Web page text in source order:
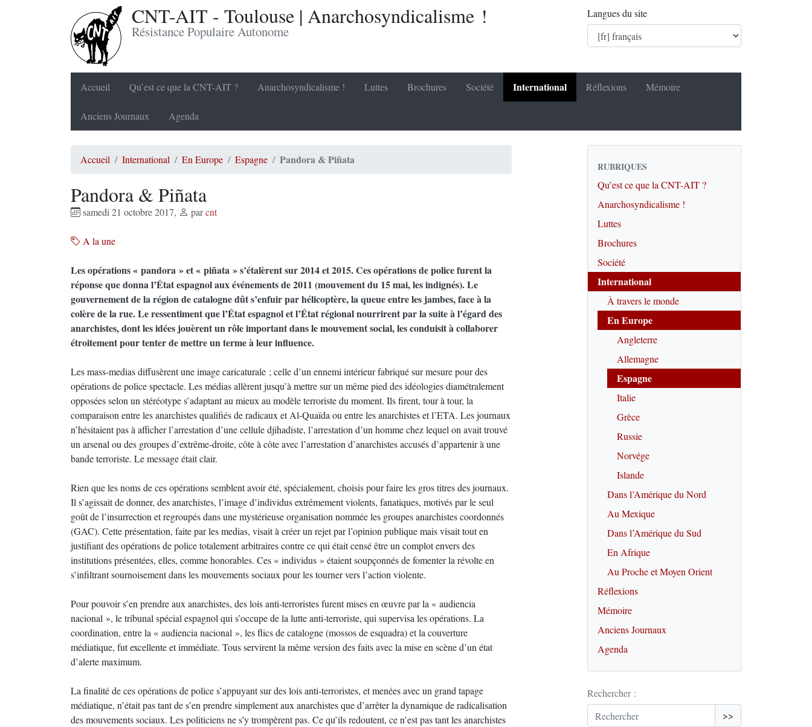
CNT-AIT - Toulouse | Anarchosyndicalisme !
Résistance Populaire Autonome
Langues du site
Accueil Qu’est ce que la CNT-AIT ? Anarchosyndicalisme ! Luttes Brochures Société International Réflexions Mémoire
Anciens Journaux Agenda
Accueil International En Europe Espagne Pandora & Piñata
Pandora & Piñata
samedi 21 octobre 2017, parcnt
A la une
Les opérations « pandora » et « piñata » s’étalèrent sur 2014 et 2015. Ces opérations de police furent la
réponse que donna l’État espagnol aux événements de 2011 (mouvement du 15 mai, les indignés). Le
gouvernement de la région de catalogne dût s’enfuir par hélicoptère, la queue entre les jambes, face à la
colère de la rue. Le ressentiment que l’État espagnol et l’État régional nourrirent par la suite à l’égard des
anarchistes, dont les idées jouèrent un rôle important dans le mouvement social, les conduisit à collaborer
étroitement pour tenter de mettre un terme à leur influence.
Les mass-medias diffusèrent une image caricaturale ; celle d’un ennemi intérieur fabriqué sur mesure pour des
opérations de police spectacle. Les médias allèrent jusqu’à mettre sur un même pied des idéologies diamétralement
opposées selon un stéréotype s’adaptant au mieux au modèle terroriste du moment. Ils firent, tour à tour, la
comparaison entre les anarchistes qualifiés de radicaux et Al-Quaïda ou entre les anarchistes et l’ETA. Les journaux
n’hésitaient pas à afficher l’arrestation d’une cellule djihadiste, l’arrestation d’un homme chez lequel on avait trouvé
un arsenal ou des groupes d’extrême-droite, côte à côte avec l’arrestation d’anarchistes accusés d’appartenir à une
bande terroriste. Le message était clair.
Rien que les noms de ces opérations semblent avoir été, spécialement, choisis pour faire les gros titres des journaux.
Il s’agissait de donner, des anarchistes, l’image d’individus extrêmement violents, fanatiques, motivés par le seul
goût de l’insurrection et regroupés dans une mystérieuse organisation nommée les groupes anarchistes coordonnés
(GAC). Cette présentation, faite par les medias, visait à créer un rejet par l’opinion publique mais visait tout en
justifiant des opérations de police totalement arbitraires contre ce qui était censé être un complot envers des
institutions présentées, elles, comme honorables. Ces « individus » étaient soupçonnés de fomenter la révolte en
s’infiltrant sournoisement dans les mouvements sociaux pour les tourner vers l’action violente.
Pour pouvoir s’en prendre aux anarchistes, des lois anti-terroristes furent mises en œuvre par la « audiencia
nacional », le tribunal spécial espagnol qui s’occupe de la lutte anti-terroriste, qui supervisa les opérations. La
coordination, entre la « audiencia nacional », les flics de catalogne (mossos de esquadra) et la couverture
médiatique, fut excellente et immédiate. Tous servirent la même version des faits avec la mise en scène d’un état
d’alerte maximum.
La finalité de ces opérations de police s’appuyant sur des lois anti-terroristes, et menées avec un grand tapage
médiatique, n’était pas tant de s’en prendre simplement aux anarchistes que d’arrêter la dynamique de radicalisation
des mouvements sociaux. Les politiciens ne s’y trompèrent pas. Ce qu’ils redoutent, ce n’est pas tant les anarchistes
RUBRIQUES
Qu’est ce que la CNT-AIT ?
Anarchosyndicalisme !
Luttes
Brochures
Société
International
À travers le monde
En Europe
Angleterre
Allemagne
Espagne
Italie
Grèce
Russie
Norvége
Islande
Dans l’Amérique du Nord
Au Mexique
Dans l’Amérique du Sud
En Afrique
Au Proche et Moyen Orient
Réflexions
Mémoire
Anciens Journaux
Agenda
Rechercher :
>>